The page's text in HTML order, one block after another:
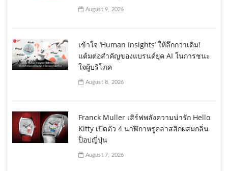
August 9, 2026
เข้าใจ ‘Human Insights’ ให้ลึกกว่าเดิม!
แต้มต่อสำคัญของแบรนด์ยุค AI ในการชนะ
ใจผู้บริโภค
August 8, 2026
Franck Muller เสิร์ฟพลังความน่ารัก Hello
Kitty เปิดตัว 4 นาฬิกาหรูคลาสสิกผสมกลิ่น
ป็อปญี่ปุ่น
August 7, 2026